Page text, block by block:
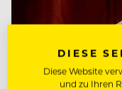
DIESE
Diese Website
und zu Ihren